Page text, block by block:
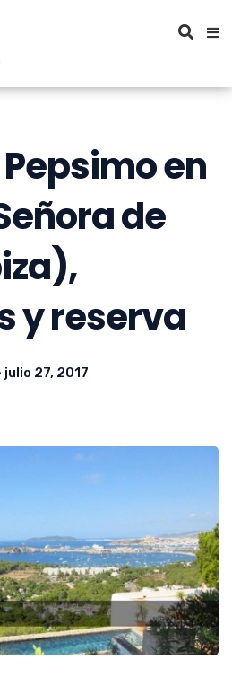
en
de
y reserva
julio 27, 2017